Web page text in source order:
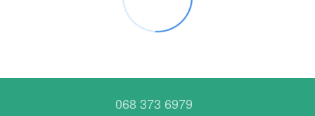
068 373 6979